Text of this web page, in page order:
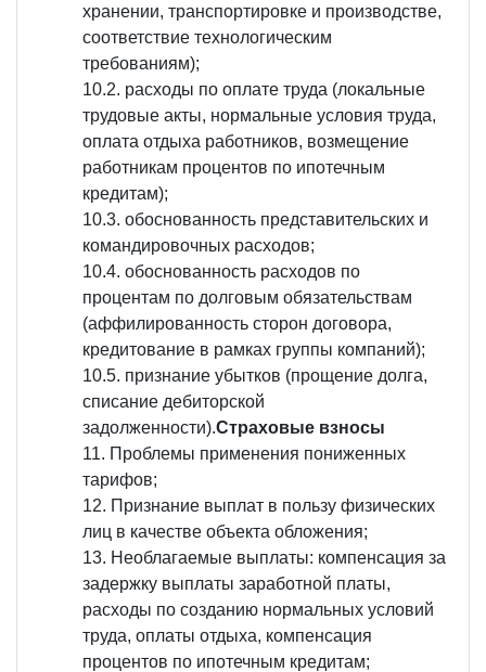
хранении, транспортировке и производстве,
соответствие технологическим
требованиям);
10.2. расходы по оплате труда (локальные
трудовые акты, нормальные условия труда,
оплата отдыха работников, возмещение
работникам процентов по ипотечным
кредитам);
10.3. обоснованность представительских и
командировочных расходов;
10.4. обоснованность расходов по
процентам по долговым обязательствам
(аффилированность сторон договора,
кредитование в рамках группы компаний);
10.5. признание убытков (прощение долга,
списание дебиторской
задолженности).Страховые взносы
Проблемы применения пониженных
тарифов;
Признание выплат в пользу физических
лиц в качестве объекта обложения;
Необлагаемые выплаты: компенсация за
задержку выплаты заработной платы,
расходы по созданию нормальных условий
труда, оплаты отдыха, компенсация
процентов по ипотечным кредитам;